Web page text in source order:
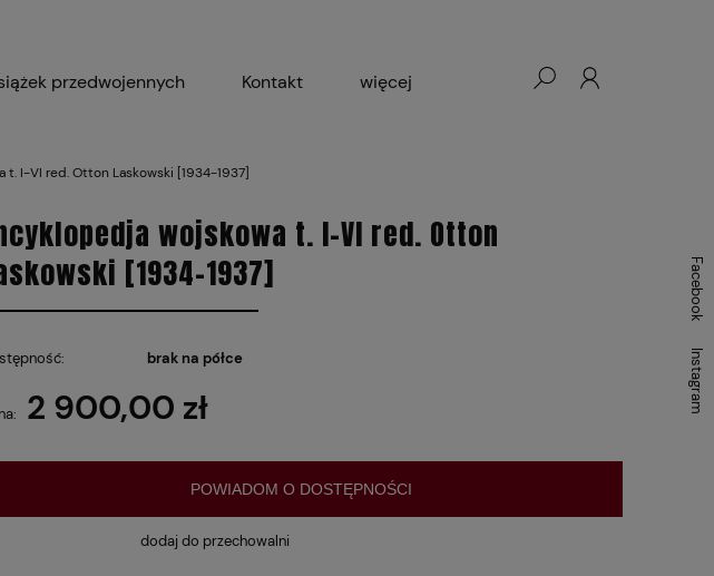
przedwojennych Kontakt więcej
t. I-VI red. Otton Laskowski [1934-1937]
wojskowa t. I-VI red. Otton
[1934-1937]
brak na półce
2 900,00 zł
POWIADOM O DOSTĘPNOŚCI
dodaj do przechowalni
Facebook
Instagram